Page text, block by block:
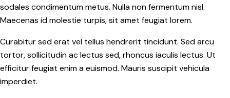
sodales condimentum metus. Nulla non fermentum nisl.
Maecenas id molestie turpis, sit amet feugiat lorem.
Curabitur sed erat vel tellus hendrerit tincidunt. Sed arcu
tortor, sollicitudin ac lectus sed, rhoncus iaculis lectus. Ut
efficitur feugiat enim a euismod. Mauris suscipit vehicula
imperdiet.